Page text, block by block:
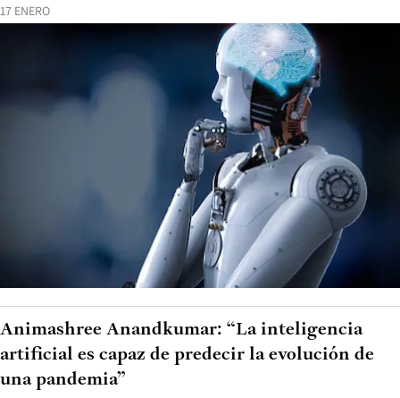
17 ENERO
Animashree Anandkumar: “La inteligencia
artificial es capaz de predecir la evolución de
una pandemia”